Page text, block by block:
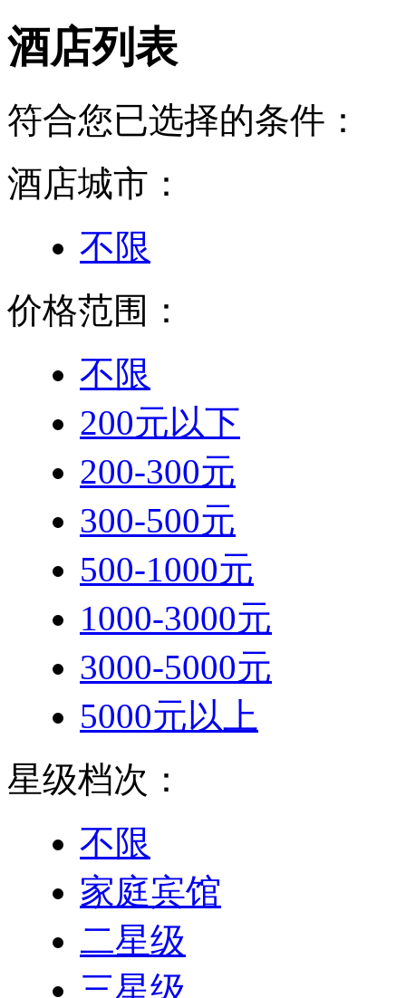
酒店列表
符合您已选择的条件：
酒店城市：
不限
价格范围：
不限
200元以下
200-300元
300-500元
500-1000元
1000-3000元
3000-5000元
5000元以上
星级档次：
不限
家庭宾馆
二星级
三星级